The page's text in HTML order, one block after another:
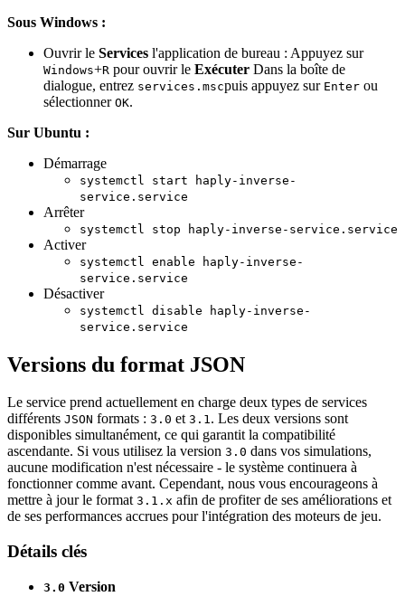
Sous Windows :
Ouvrir le Services l'application de bureau : Appuyez sur
Windows+R pour ouvrir le Exécuter Dans la boîte de
dialogue, entrez services.mscpuis appuyez sur Enter ou
sélectionner OK.
Sur Ubuntu :
Démarrage
systemctl start haply-inverse-
service.service
Arrêter
systemctl stop haply-inverse-service.service
Activer
systemctl enable haply-inverse-
service.service
Désactiver
systemctl disable haply-inverse-
service.service
Versions du format JSON
Le service prend actuellement en charge deux types de services
différents JSON formats : 3.0 et 3.1. Les deux versions sont
disponibles simultanément, ce qui garantit la compatibilité
ascendante. Si vous utilisez la version 3.0 dans vos simulations,
aucune modification n'est nécessaire - le système continuera à
fonctionner comme avant. Cependant, nous vous encourageons à
mettre à jour le format 3.1.x afin de profiter de ses améliorations et
de ses performances accrues pour l'intégration des moteurs de jeu.
Détails clés
3.0 Version